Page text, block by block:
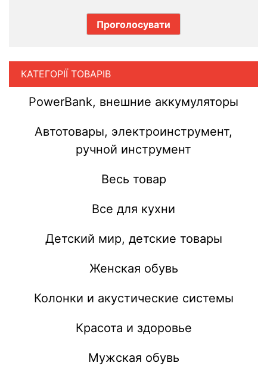
КАТЕГОРІЇ ТОВАРІВ
PowerBank, внешние аккумуляторы
Автотовары, электроинструмент,
ручной инструмент
Весь товар
Все для кухни
Детский мир, детские товары
Женская обувь
Колонки и акустические системы
Красота и здоровье
Мужская обувь